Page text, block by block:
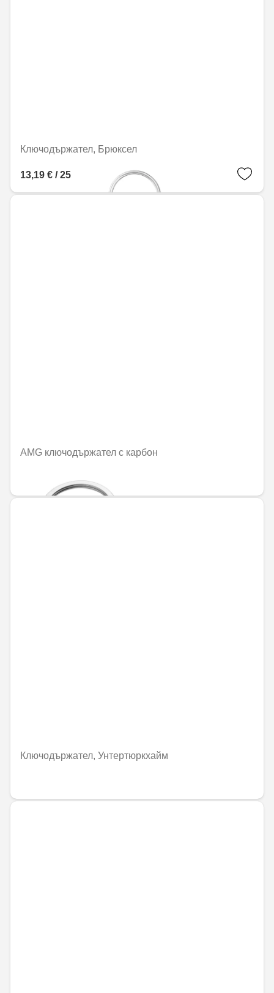
Ключодържател, Брюксел
13,19 € / 25,79 лв.
AMG ключодържател с карбон
86,98 € / 170,11 лв.
Ключодържател, Унтертюркхайм